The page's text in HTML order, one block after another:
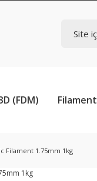
(FDM) Filament
Filament 1.75mm 1kg